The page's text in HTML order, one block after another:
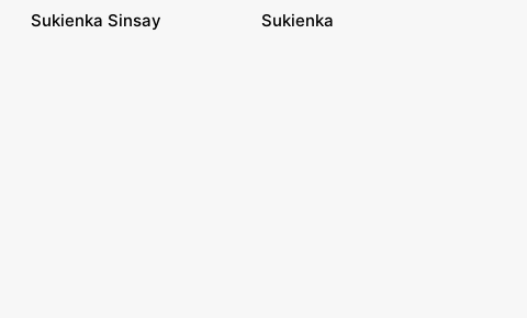
Sukienka Sinsay Sukienka